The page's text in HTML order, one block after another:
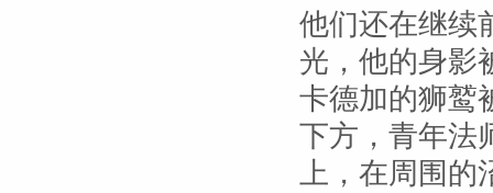
他们还在继续
光，他的身影
卡德加的狮鹫
下方，青年法
上，在周围的